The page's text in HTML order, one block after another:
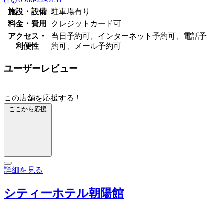
施設・設備 駐車場有り
料金・費用
クレジットカード可
アクセス・
利便性
当日予約可、インターネット予約可、電話予
約可、メール予約可
ユーザーレビュー
この店舗を応援する！
ここから応援
詳細を見る
シティーホテル朝陽館